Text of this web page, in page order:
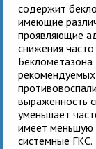
содержит
имеющие
проявляющие
снижения
Беклометазона
выраженность
уменьшает
имеет меньшую
системные ГКС.